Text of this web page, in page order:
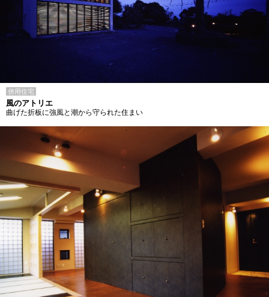
併用住宅
風のアトリエ
曲げた折板に強風と潮から守られた住まい